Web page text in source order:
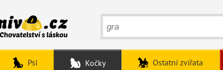
Psi Kočky Ostatní zvířata